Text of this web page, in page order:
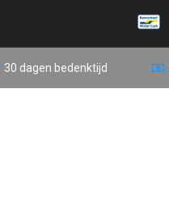
30 dagen bedenktijd